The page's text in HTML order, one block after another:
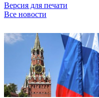
Версия для печати
Все новости